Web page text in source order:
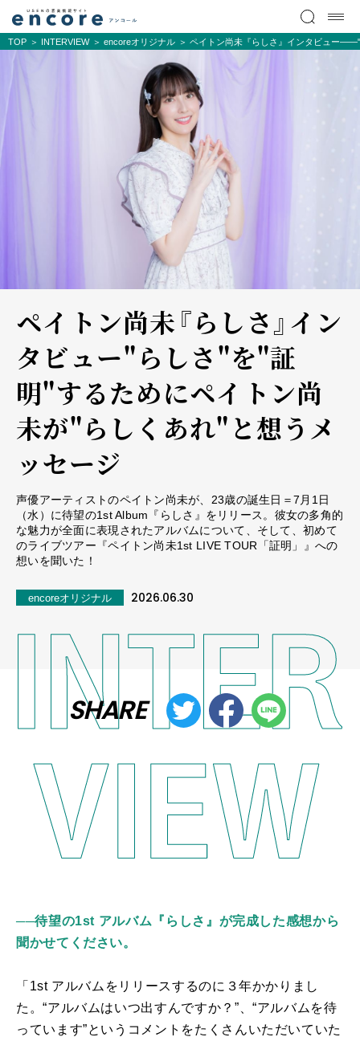
TOP INTERVIEW encoreオリジナル ペイトン尚未『らしさ』インタビュー
ペイトン尚未『らしさ』イン
タビュー――"らしさ"を"証
明"するためにペイトン尚
未が"らしくあれ"と想うメ
ッセージ
声優アーティストのペイトン尚未が、23歳の誕生日＝7月1日
（水）に待望の1st Album『らしさ』をリリース。彼女の多角的
な魅力が全面に表現されたアルバムについて、そして、初めて
のライブツアー『ペイトン尚未1st LIVE TOUR「証明」』への
想いを聞いた！
encoreオリジナル 2026.06.30
SHARE
──待望の1st アルバム『らしさ』が完成した感想から
聞かせてください。
「 1st アルバムをリリースするのに３年かかりまし
た。“アルバムはいつ出すんですか？”、“アルバムを待
っています”というコメントをたくさんいただいていた